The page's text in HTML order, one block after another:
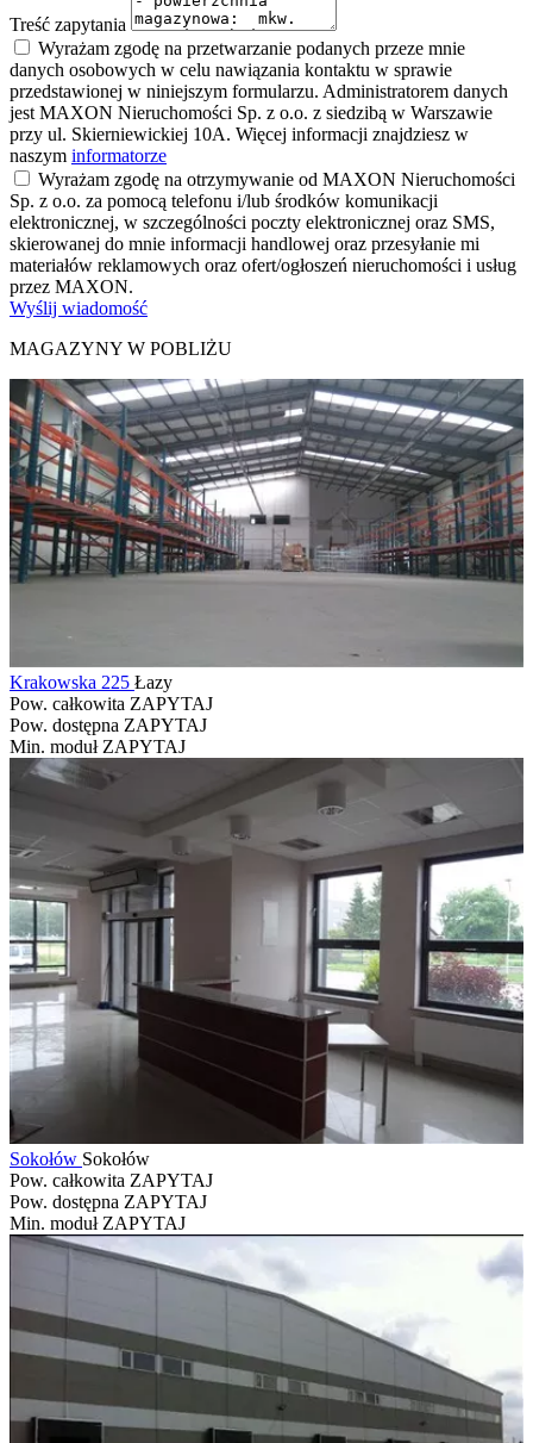
Treść zapytania
Wyrażam zgodę na przetwarzanie podanych przeze mnie
danych osobowych w celu nawiązania kontaktu w sprawie
przedstawionej w niniejszym formularzu. Administratorem danych
jest MAXON Nieruchomości Sp. z o.o. z siedzibą w Warszawie
przy ul. Skierniewickiej 10A. Więcej informacji znajdziesz w
naszym informatorze
Wyrażam zgodę na otrzymywanie od MAXON Nieruchomości
Sp. z o.o. za pomocą telefonu i/lub środków komunikacji
elektronicznej, w szczególności poczty elektronicznej oraz SMS,
skierowanej do mnie informacji handlowej oraz przesyłanie mi
materiałów reklamowych oraz ofert/ogłoszeń nieruchomości i usług
przez MAXON.
Wyślij wiadomość
MAGAZYNY W POBLIŻU
Krakowska 225 Łazy
Pow. całkowita ZAPYTAJ
Pow. dostępna ZAPYTAJ
Min. moduł ZAPYTAJ
Sokołów Sokołów
Pow. całkowita ZAPYTAJ
Pow. dostępna ZAPYTAJ
Min. moduł ZAPYTAJ